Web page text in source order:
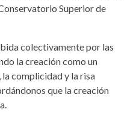
Superior de
colectivamente por las
la creación como un
complicidad y la risa
que la creación